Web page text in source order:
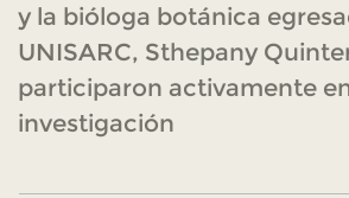
y la bióloga botánica
UNISARC, Sthepany
participaron activamente
investigación